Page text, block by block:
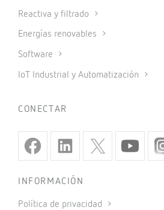
Reactiva y filtrado
Energías renovables
Software
IoT Industrial y Automatización
CONECTAR
INFORMACIÓN
Política de privacidad